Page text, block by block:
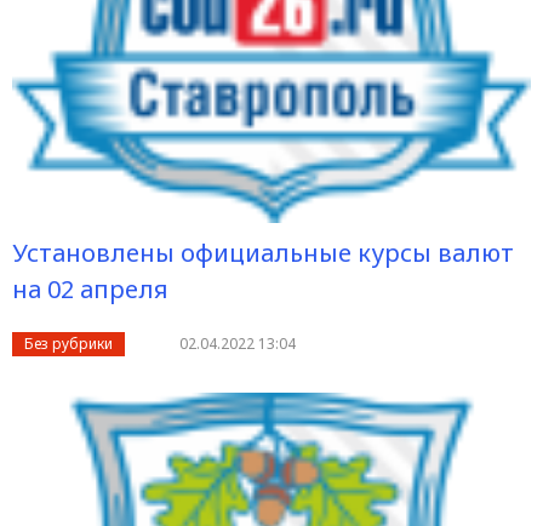
Установлены официальные курсы валют
на 02 апреля
Без рубрики 02.04.2022 13:04